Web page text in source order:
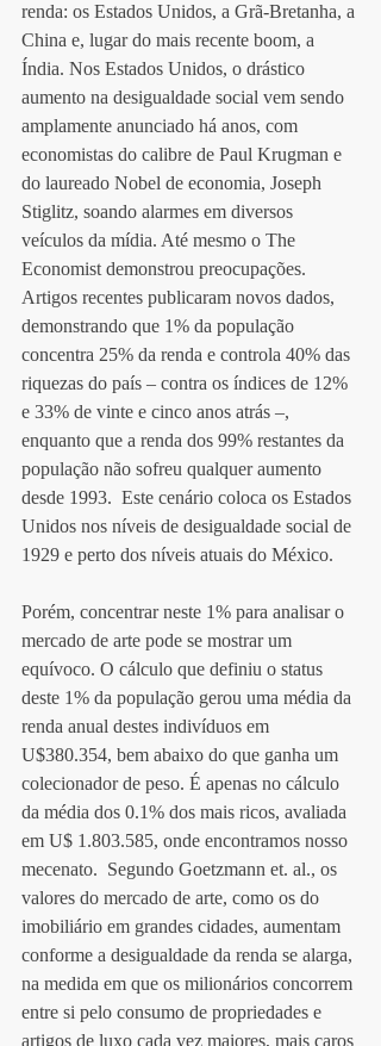
renda: os Estados Unidos, a Grã-Bretanha, a
China e, lugar do mais recente boom, a
Índia. Nos Estados Unidos, o drástico
aumento na desigualdade social vem sendo
amplamente anunciado há anos, com
economistas do calibre de Paul Krugman e
do laureado Nobel de economia, Joseph
Stiglitz, soando alarmes em diversos
veículos da mídia. Até mesmo o The
Economist demonstrou preocupações.
Artigos recentes publicaram novos dados,
demonstrando que 1% da população
concentra 25% da renda e controla 40% das
riquezas do país – contra os índices de 12%
e 33% de vinte e cinco anos atrás –,
enquanto que a renda dos 99% restantes da
população não sofreu qualquer aumento
desde 1993.  Este cenário coloca os Estados
Unidos nos níveis de desigualdade social de
1929 e perto dos níveis atuais do México.
Porém, concentrar neste 1% para analisar o
mercado de arte pode se mostrar um
equívoco. O cálculo que definiu o status
deste 1% da população gerou uma média da
renda anual destes indivíduos em
U$380.354, bem abaixo do que ganha um
colecionador de peso. É apenas no cálculo
da média dos 0.1% dos mais ricos, avaliada
em U$ 1.803.585, onde encontramos nosso
mecenato.  Segundo Goetzmann et. al., os
valores do mercado de arte, como os do
imobiliário em grandes cidades, aumentam
conforme a desigualdade da renda se alarga,
na medida em que os milionários concorrem
entre si pelo consumo de propriedades e
artigos de luxo cada vez maiores, mais caros